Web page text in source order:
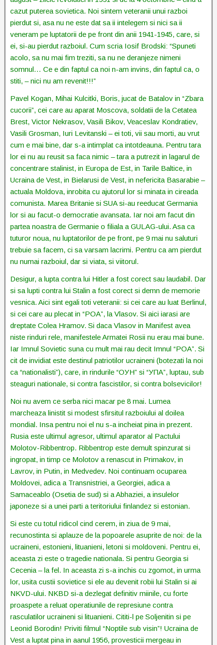
cazut puterea sovietica. Noi sintem veteranii unui razboi
pierdut si, asa nu ne este dat sa ii intelegem si nici sa ii
veneram pe luptatorii de pe front din anii 1941-1945, care, si
ei, si-au pierdut razboiul. Cum scria Iosif Brodski: “Spuneti
acolo, sa nu mai fim treziti, sa nu ne deranjeze nimeni
somnul… Ce e din faptul ca noi n-am invins, din faptul ca, o
stiti, – nici nu am revenit!!!”
Pavel Kogan, Mihai Kulcitki, Boris, jucat de Batalov in “Zbara
cucorii”, cei care au aparat Moscova, soldatii de la Cetatea
Brest, Victor Nekrasov, Vasili Bikov, Veaceslav Kondratiev,
Vasili Grosman, Iuri Levitanski – ei toti, vii sau morti, au vrut
cum e mai bine, dar s-a intimplat ca intotdeauna. Pentru tara
lor ei nu au reusit sa faca nimic – tara a putrezit in lagarul de
concentrare stalinist, in Europa de Est, in Tarile Baltice, in
Ucraina de Vest, in Bielarusi de Vest, in nefericita Basarabie –
actuala Moldova, inrobita cu ajutorul lor si minata in cireada
comunista. Marea Britanie si SUA si-au reeducat Germania
lor si au facut-o democratie avansata. Iar noi am facut din
partea noastra de Germanie o filiala a GULAG-ului. Asa ca
tuturor noua, nu luptatorilor de pe front, pe 9 mai nu saluturi
trebuie sa facem, ci sa varsam lacrimi. Pentru ca am pierdut
nu numai razboiul, dar si viata, si viitorul.
Desigur, a lupta contra lui Hitler a fost corect sau laudabil. Dar
si sa lupti contra lui Stalin a fost corect si demn de memorie
vesnica. Aici sint egali toti veteranii: si cei care au luat Berlinul,
si cei care au plecat in “РОА”, la Vlasov. Si aici iarasi are
dreptate Colea Hramov. Si daca Vlasov in Manifest avea
niste rinduri rele, manifestele Armatei Rosii nu erau mai bune.
Iar Imnul Sovietic suna cu mult mai rau decit Imnul “РОА”. Si
cit de invidiat este destinul patriotilor ucraineni (botezati la noi
ca “nationalisti”), care, in rindurile “ОУН” si “УПА”, luptau, sub
steaguri nationale, si contra fascistilor, si contra bolsevicilor!
Noi nu avem ce serba nici macar pe 8 mai. Lumea
marcheaza linistit si modest sfirsitul razboiului al doilea
mondial. Insa pentru noi el nu s-a incheiat pina in prezent.
Rusia este ultimul agresor, ultimul aparator al Pactului
Molotov-Ribbentrop. Ribbentrop este demult spinzurat si
ingropat, in timp ce Molotov a renascut in Primakov, in
Lavrov, in Putin, in Medvedev. Noi continuam ocuparea
Moldovei, adica a Transnistriei, a Georgiei, adica a
Samaceablo (Osetia de sud) si a Abhaziei, a insulelor
japoneze si a unei parti a teritoriului finlandez si estonian.
Si este cu totul ridicol cind cerem, in ziua de 9 mai,
recunostinta si aplauze de la popoarele asuprite de noi: de la
ucraineni, estonieni, lituanieni, letoni si moldoveni. Pentru ei,
aceasta zi este o tragedie nationala. Si pentru Georgia si
Cecenia – la fel. In aceasta zi s-a inchis cu zgomot, in urma
lor, usita custii sovietice si ele au devenit robii lui Stalin si ai
NKVD-ului. NKBD si-a dezlegat definitiv miinile, cu forte
proaspete a reluat operatiunile de represiune contra
rasculatilor ucraineni si lituanieni. Cititi-l pe Soljenitin si pe
Leonid Borodin! Priviti filmul “Noptile sub visin”! Ucraina de
Vest a luptat pina in aanul 1956, provesticii mergeau in